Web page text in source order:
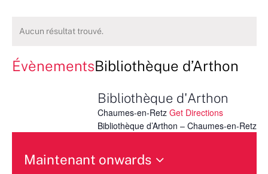
Aucun résultat trouvé.
ÉvènementsBibliothèque d’Arthon
Bibliothèque d'Arthon
Chaumes-en-Retz Get Directions
Bibliothèque d’Arthon – Chaumes-en-Retz
Maintenant onwards